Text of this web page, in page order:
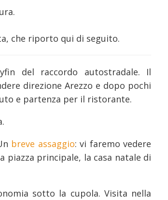
che riporto qui di seguito.
del raccordo autostradale. Il
direzione Arezzo e dopo pochi
e partenza per il ristorante.
breve assaggio: vi faremo vedere
piazza principale, la casa natale di
sotto la cupola. Visita nella